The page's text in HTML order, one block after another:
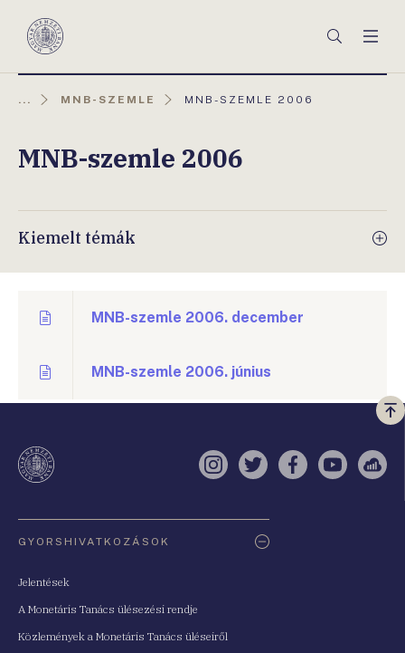
Magyar
Keresés
... MNB-SZEMLE
AKTUÁLIS
MNB-SZEMLE 2006
MNB-szemle 2006
Kiemelt témák
MNB-szemle 2006. december
MNB-szemle 2006. június
a
Instagram
TwitterFacebook
YouTube
GYORSHIVATKOZÁSOK
Jelentések
A Monetáris Tanács ülésezési rendje
Közlemények a Monetáris Tanács üléseiről